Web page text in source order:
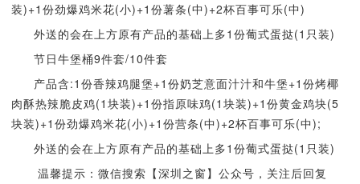
装)+1份劲爆鸡米花(小)+1份薯条(中)+2杯百事可乐(中)
外送的会在上方原有产品的基础上多1份葡式蛋挞(1只装)
节日牛堡桶9件套/10件套
产品含:1份香辣鸡腿堡+1份奶芝意面汁汁和牛堡+1份烤椰
肉酥热辣脆皮鸡(1块装)+1份指原味鸡(1块装)+1份黄金鸡块(5
块装)+1份劲爆鸡米花(小)+1份营条(中)+2杯百事可乐(中);
外送的会在上方原有产品的基础上多1份葡式蛋挞(1只装)
温馨提示：微信搜索【深圳之窗】公众号，关注后回复